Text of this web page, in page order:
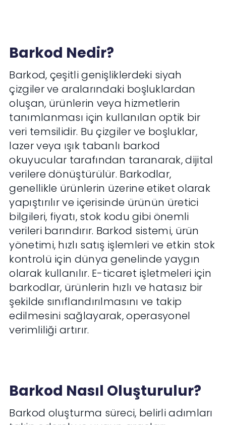
Barkod Nedir?
Barkod, çeşitli genişliklerdeki siyah
çizgiler ve aralarındaki boşluklardan
oluşan, ürünlerin veya hizmetlerin
tanımlanması için kullanılan optik bir
veri temsilidir. Bu çizgiler ve boşluklar,
lazer veya ışık tabanlı barkod
okuyucular tarafından taranarak, dijital
verilere dönüştürülür. Barkodlar,
genellikle ürünlerin üzerine etiket olarak
yapıştırılır ve içerisinde ürünün üretici
bilgileri, fiyatı, stok kodu gibi önemli
verileri barındırır. Barkod sistemi, ürün
yönetimi, hızlı satış işlemleri ve etkin stok
kontrolü için dünya genelinde yaygın
olarak kullanılır. E-ticaret işletmeleri için
barkodlar, ürünlerin hızlı ve hatasız bir
şekilde sınıflandırılmasını ve takip
edilmesini sağlayarak, operasyonel
verimliliği artırır.
Barkod Nasıl Oluşturulur?
Barkod oluşturma süreci, belirli adımları